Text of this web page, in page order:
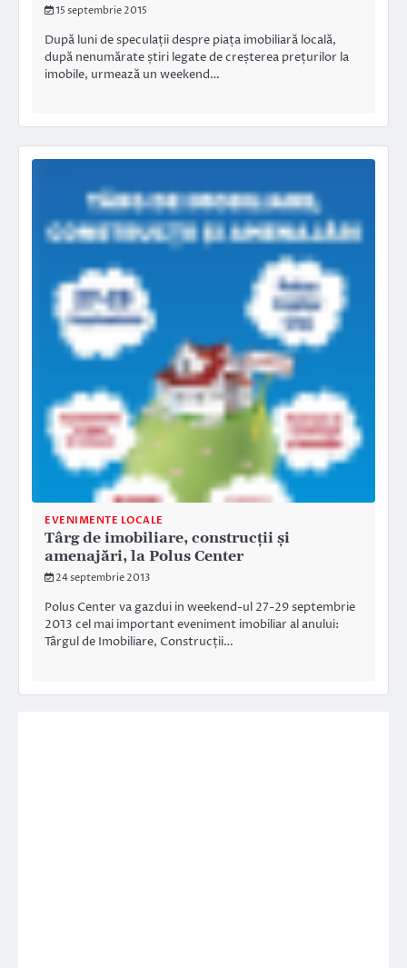
15 septembrie 2015
După luni de speculații despre piața imobiliară locală,
după nenumărate știri legate de creșterea prețurilor la
imobile, urmează un weekend…
EVENIMENTE LOCALE
Târg de imobiliare, construcții și
amenajări, la Polus Center
24 septembrie 2013
Polus Center va gazdui in weekend-ul 27-29 septembrie
2013 cel mai important eveniment imobiliar al anului:
Târgul de Imobiliare, Construcții…